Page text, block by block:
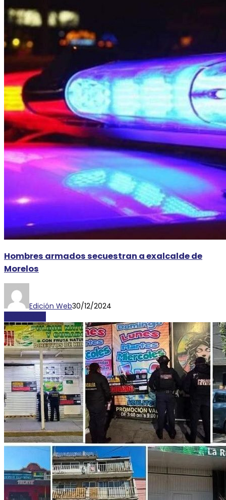
Hombres armados secuestran a exalcalde de
Morelos
Edición Web30/12/2024